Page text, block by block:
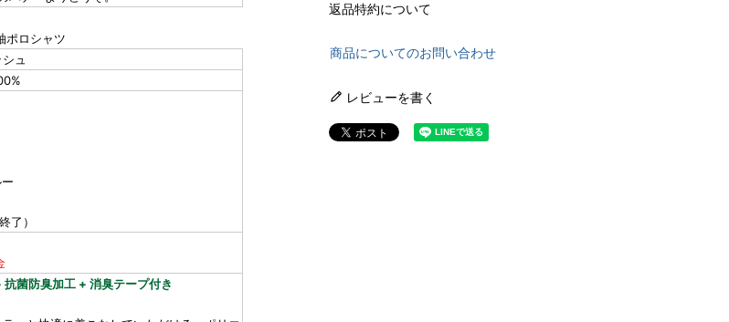
ポロシャツ
ュ
了）
菌防臭加工 + 消臭テープ付き
返品特約について
商品についてのお問い合わせ
レビューを書く